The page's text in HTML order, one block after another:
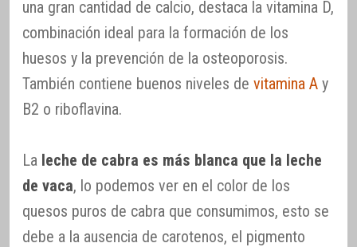
una gran cantidad de calcio, destaca la vitamina D,
combinación ideal para la formación de los
huesos y la prevención de la osteoporosis.
También contiene buenos niveles de vitamina A y
B2 o riboflavina.
La leche de cabra es más blanca que la leche
de vaca, lo podemos ver en el color de los
quesos puros de cabra que consumimos, esto se
debe a la ausencia de carotenos, el pigmento